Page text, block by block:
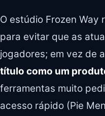
O estúdio Frozen Way
para evitar que as
jogadores; em vez de
título como um
ferramentas muito
acesso rápido (Pie